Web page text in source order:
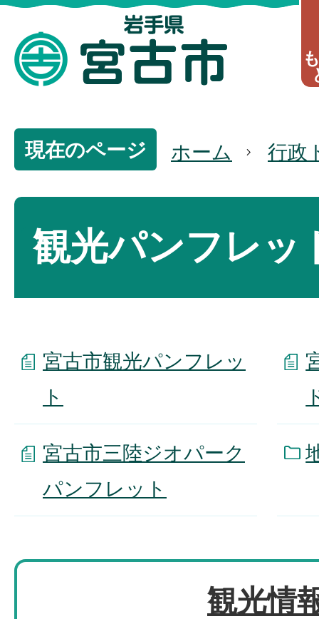
現在のページ ホーム 行政
観光パンフレッ
宮古市観光パンフレッ
ト
宮古市三陸ジオパーク
パンフレット
観光情